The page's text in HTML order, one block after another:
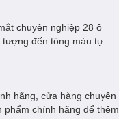
chuyên nghiệp 28 ô
tượng đến tông màu tự
hãng, cửa hàng chuyên
chính hãng để thêm